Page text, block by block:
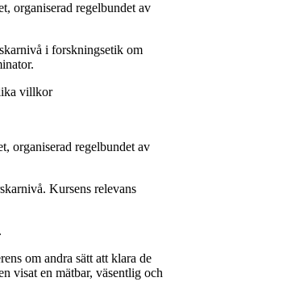
organiserad regelbundet av
i forskningsetik om
villkor
organiserad regelbundet av
Kursens relevans
om andra sätt att klara de
visat en mätbar, väsentlig och